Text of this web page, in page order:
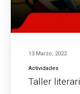
13 Marzo, 2022
Actividades
Taller